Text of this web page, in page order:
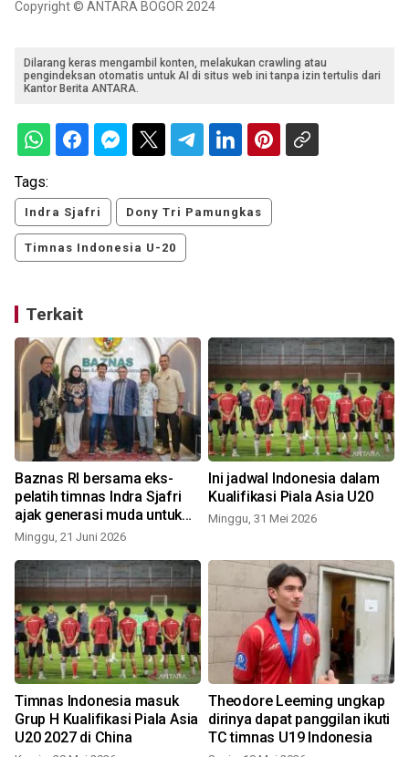
Copyright © ANTARA BOGOR 2024
Dilarang keras mengambil konten, melakukan crawling atau
pengindeksan otomatis untuk AI di situs web ini tanpa izin tertulis dari
Kantor Berita ANTARA.
Tags:
Indra Sjafri Dony Tri Pamungkas
Timnas Indonesia U-20
Terkait
Baznas RI bersama eks-
pelatih timnas Indra Sjafri
ajak generasi muda untuk
gemar berzakat
Minggu, 21 Juni 2026
Ini jadwal Indonesia dalam
Kualifikasi Piala Asia U20
Minggu, 31 Mei 2026
Timnas Indonesia masuk
Grup H Kualifikasi Piala Asia
U20 2027 di China
Theodore Leeming ungkap
dirinya dapat panggilan ikuti
TC timnas U19 Indonesia